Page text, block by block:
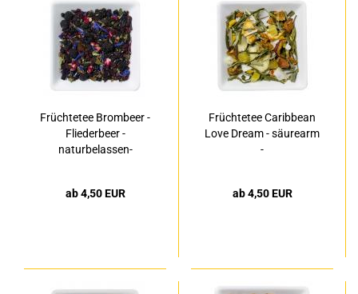
Früchtetee Brombeer -
Fliederbeer -
naturbelassen-
ab 4,50 EUR
Früchtetee Caribbean
Love Dream - säurearm
-
ab 4,50 EUR